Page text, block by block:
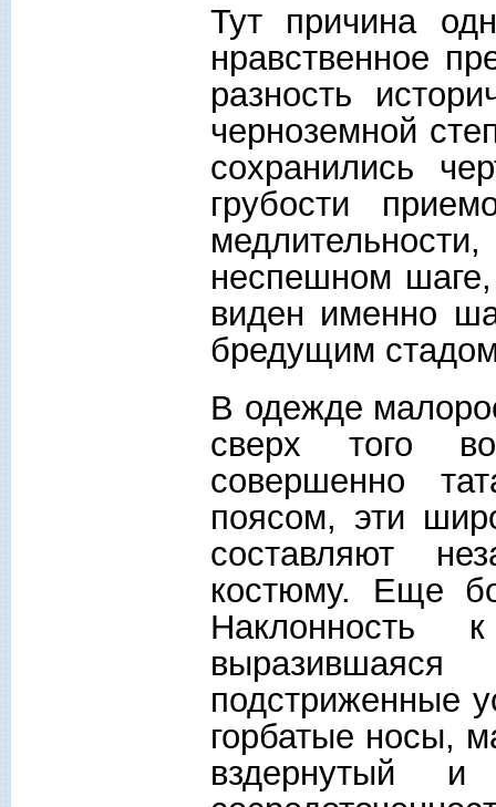
Тут причина
нравственное
разность
черноземной
сохранились
грубости
неспешном
виден именно
бредущим
В одежде
сверх того
совершенно
поясом, эти
составляют
костюму. Еще
подстриженные
горбатые носы,
вздернутый